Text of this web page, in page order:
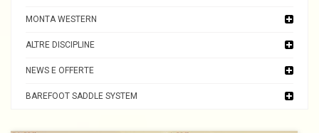
MONTA WESTERN
ALTRE DISCIPLINE
NEWS E OFFERTE
BAREFOOT SADDLE SYSTEM